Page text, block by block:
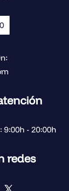
9:00h - 20:00h
redes